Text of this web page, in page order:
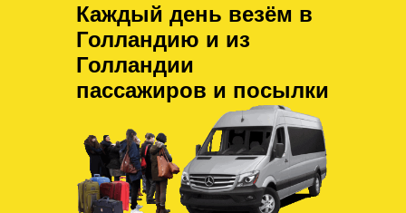
Каждый день везём в
Голландию и из
Голландии
пассажиров и посылки